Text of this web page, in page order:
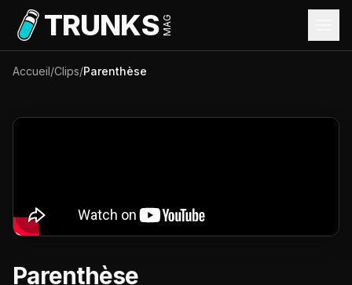
Aller au contenu principal
TRUNKSMAG
Accueil/Clips/Parenthèse
Parenthèse